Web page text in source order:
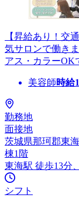
【昇給あり！交
気サロンで働き
アス・カラーOK
美容師時給
勤務地
面接地
茨城県那珂郡東
棟1階
東海駅 徒歩13分
シフト